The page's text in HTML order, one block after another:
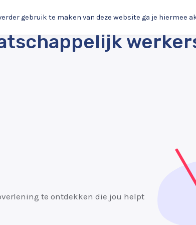
praktijk: van
te ontdekken die jou helpt
gebruik te maken van deze website ga je hiermee